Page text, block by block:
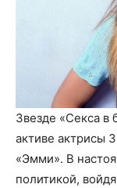
Звезде «Секса
активе актрисы
«Эмми». В
политикой,